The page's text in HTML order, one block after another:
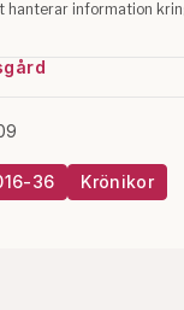
36 Krönikor